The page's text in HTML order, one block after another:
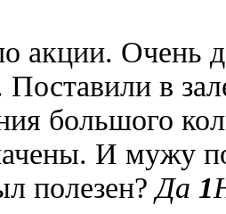
акции. Очень
Поставили в
большого
И мужу
полезен?Да 1